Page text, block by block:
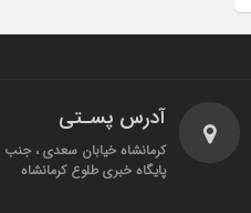
آدرس پسـتی
پایگاه خبری طلوع کرمانشاه